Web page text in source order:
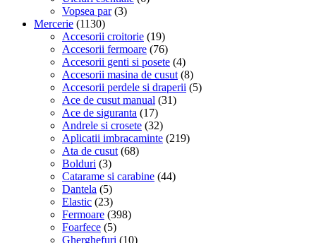
Vopsea par (3)
Mercerie (1130)
Accesorii croitorie (19)
Accesorii fermoare (76)
Accesorii genti si posete (4)
Accesorii masina de cusut (8)
Accesorii perdele si draperii (5)
Ace de cusut manual (31)
Ace de siguranta (17)
Andrele si crosete (32)
Aplicatii imbracaminte (219)
Ata de cusut (68)
Bolduri (3)
Catarame si carabine (44)
Dantela (5)
Elastic (23)
Fermoare (398)
Foarfece (5)
Gherghefuri (10)